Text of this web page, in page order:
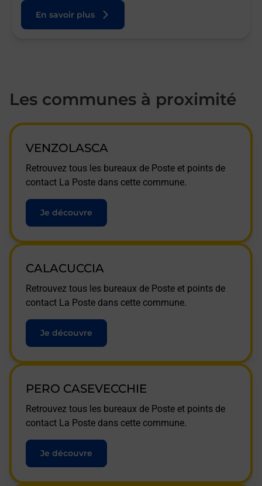
En savoir plus
Les communes à proximité
VENZOLASCA
Retrouvez tous les bureaux de Poste et points de
contact La Poste dans cette commune.
Je découvre
CALACUCCIA
Retrouvez tous les bureaux de Poste et points de
contact La Poste dans cette commune.
Je découvre
PERO CASEVECCHIE
Retrouvez tous les bureaux de Poste et points de
contact La Poste dans cette commune.
Je découvre